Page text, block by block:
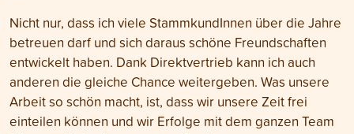
Nicht nur, dass ich viele StammkundInnen über die Jahre
betreuen darf und sich daraus schöne Freundschaften
entwickelt haben. Dank Direktvertrieb kann ich auch
anderen die gleiche Chance weitergeben. Was unsere
Arbeit so schön macht, ist, dass wir unsere Zeit frei
einteilen können und wir Erfolge mit dem ganzen Team